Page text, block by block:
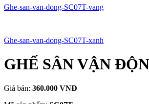
Ghe-san-van-dong-SC07T-vang
Ghe-san-van-dong-SC07T-xanh
GHẾ SÂN VẬN
Giá bán: 360.000 VNĐ